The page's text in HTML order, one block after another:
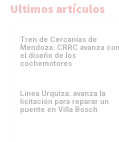
Ultimos artículos
Tren de Cercanías de
Mendoza: CRRC avanza con
el diseño de los
cochemotores
Línea Urquiza: avanza la
licitación para reparar un
puente en Villa Bosch